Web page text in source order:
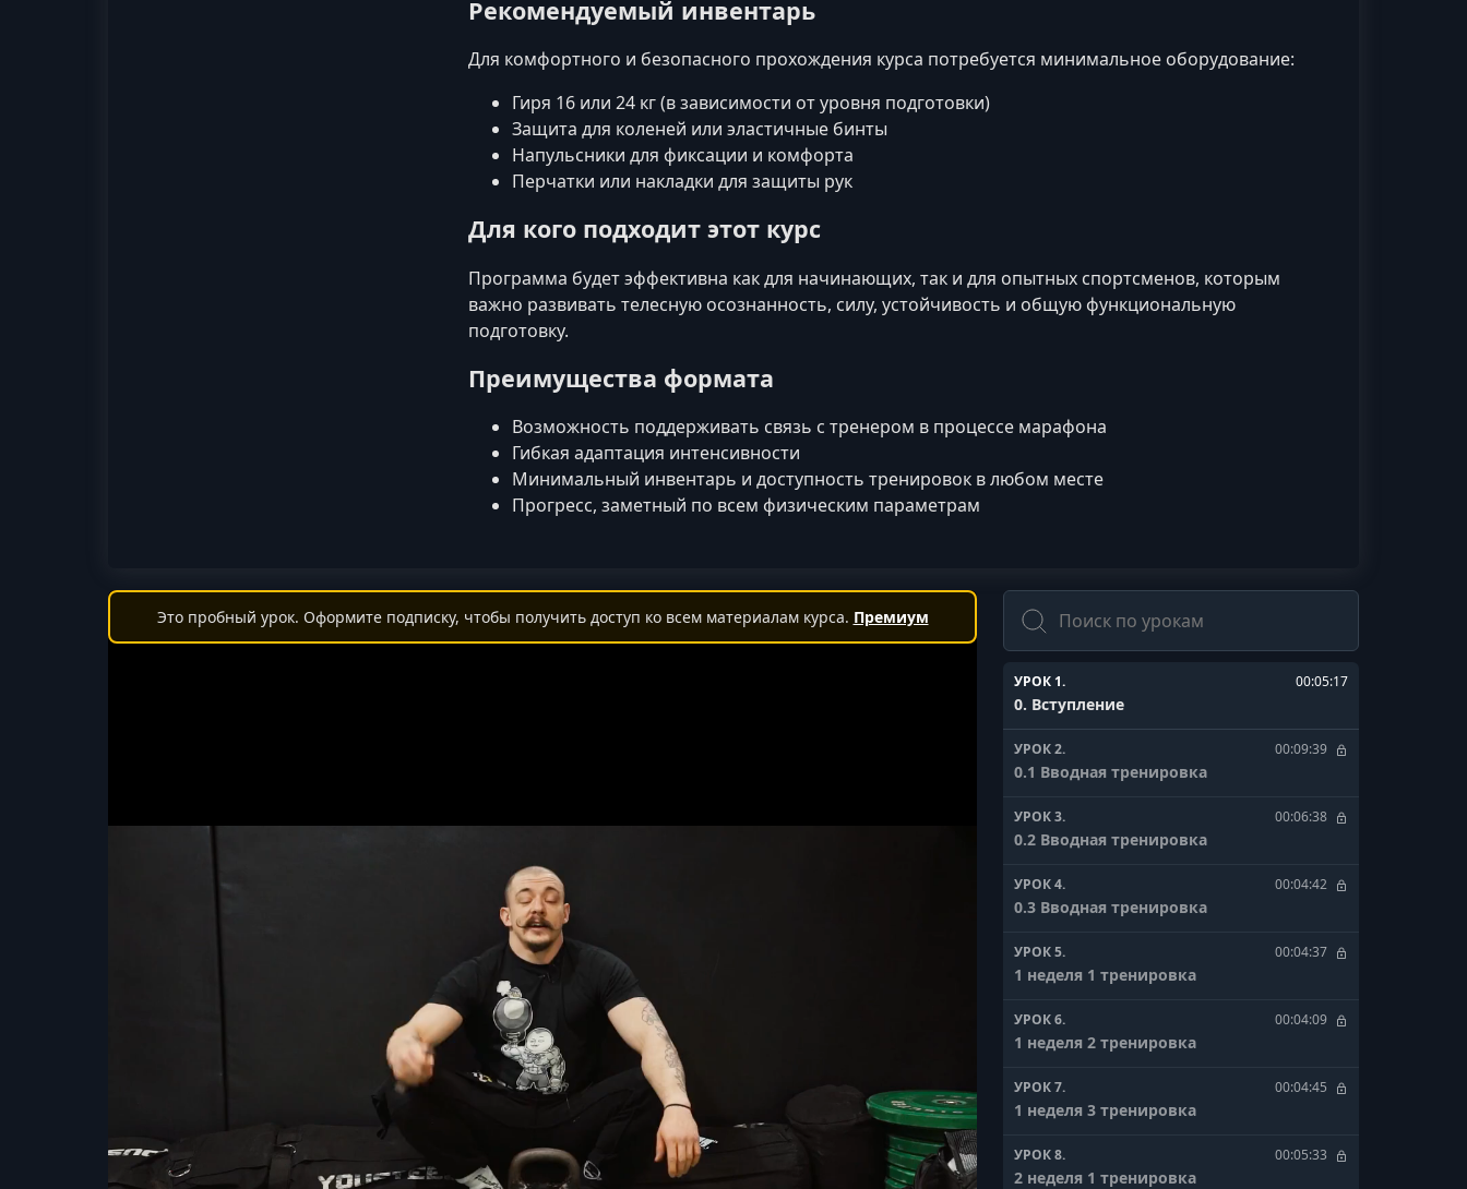
Рекомендуемый инвентарь
Для комфортного и безопасного прохождения курса потребуется минимальное оборудование:
Гиря 16 или 24 кг (в зависимости от уровня подготовки)
Защита для коленей или эластичные бинты
Напульсники для фиксации и комфорта
Перчатки или накладки для защиты рук
Для кого подходит этот курс
Программа будет эффективна как для начинающих, так и для опытных спортсменов, которым
важно развивать телесную осознанность, силу, устойчивость и общую функциональную
подготовку.
Преимущества формата
Возможность поддерживать связь с тренером в процессе марафона
Гибкая адаптация интенсивности
Минимальный инвентарь и доступность тренировок в любом месте
Прогресс, заметный по всем физическим параметрам
Это пробный урок. Оформите подписку, чтобы получить доступ ко всем материалам курса. Премиум
Поиск
УРОК 1. 00:05:17
0. Вступление
УРОК 2. 00:09:39
0.1 Вводная тренировка
УРОК 3. 00:06:38
0.2 Вводная тренировка
УРОК 4. 00:04:42
0.3 Вводная тренировка
УРОК 5. 00:04:37
1 неделя 1 тренировка
УРОК 6. 00:04:09
1 неделя 2 тренировка
УРОК 7. 00:04:45
1 неделя 3 тренировка
УРОК 8. 00:05:33
2 неделя 1 тренировка